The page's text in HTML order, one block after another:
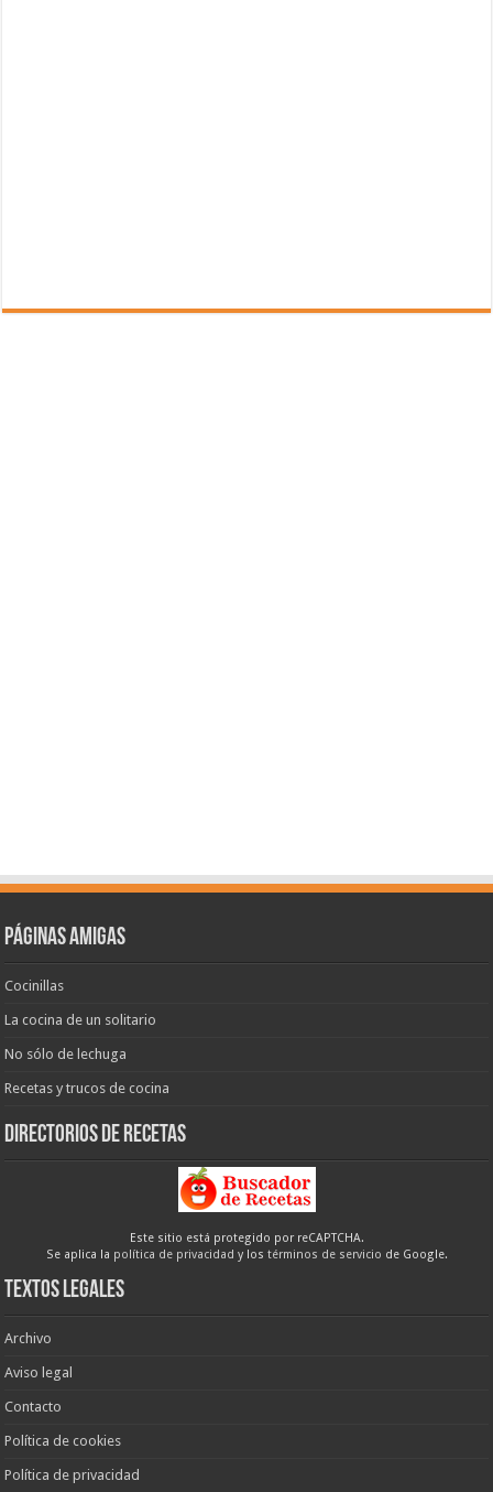
Páginas amigas
Cocinillas
La cocina de un solitario
No sólo de lechuga
Recetas y trucos de cocina
Directorios de recetas
Este sitio está protegido por reCAPTCHA.
Se aplica la política de privacidad y los términos de servicio de Google.
Textos legales
Archivo
Aviso legal
Contacto
Política de cookies
Política de privacidad